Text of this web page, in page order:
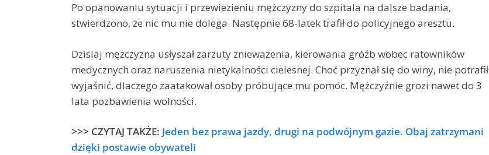
Po opanowaniu sytuacji i przewiezieniu mężczyzny do szpitala na dalsze badania,
stwierdzono, że nic mu nie dolega. Następnie 68-latek trafił do policyjnego aresztu.
Dzisiaj mężczyzna usłyszał zarzuty znieważenia, kierowania gróźb wobec ratowników
medycznych oraz naruszenia nietykalności cielesnej. Choć przyznał się do winy, nie potrafił
wyjaśnić, dlaczego zaatakował osoby próbujące mu pomóc. Mężczyźnie grozi nawet do 3
lata pozbawienia wolności.
>>> CZYTAJ TAKŻE: Jeden bez prawa jazdy, drugi na podwójnym gazie. Obaj zatrzymani
dzięki postawie obywateli